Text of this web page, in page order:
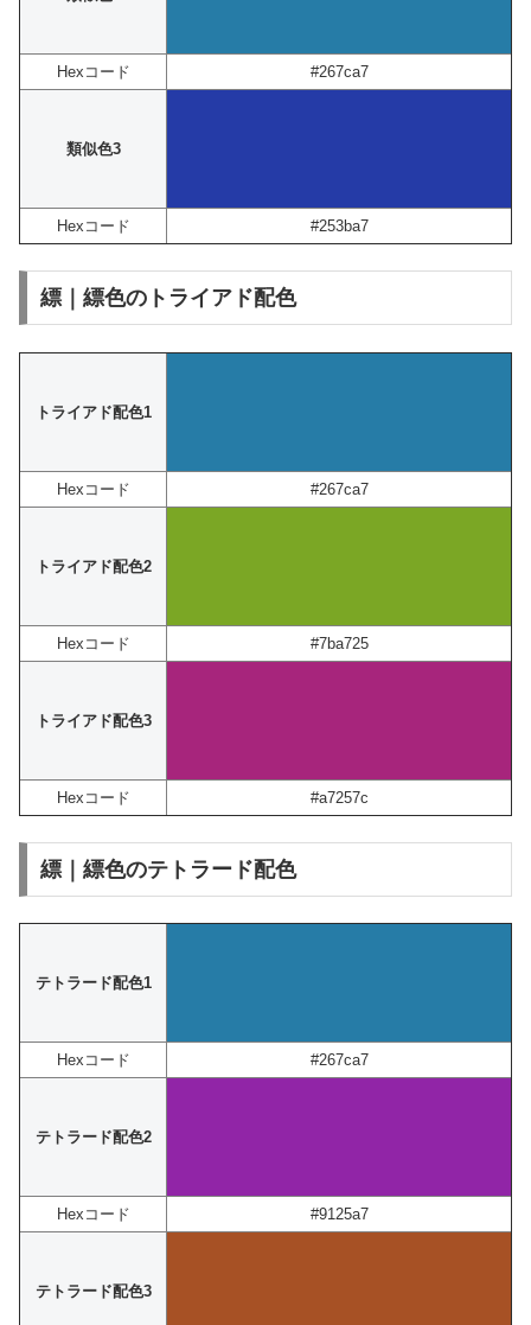
Hexコード #267ca7
類似色3
Hexコード #253ba7
縹｜縹色のトライアド配色
トライアド配色1
Hexコード #267ca7
トライアド配色2
Hexコード #7ba725
トライアド配色3
Hexコード #a7257c
縹｜縹色のテトラード配色
テトラード配色1
Hexコード #267ca7
テトラード配色2
Hexコード #9125a7
テトラード配色3